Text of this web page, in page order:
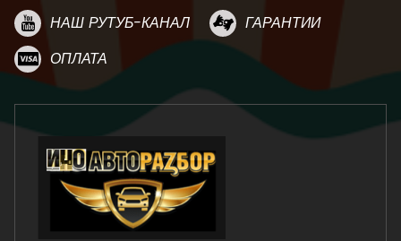
НАШ РУТУБ-КАНАЛ
ГАРАНТИИ
ОПЛАТА